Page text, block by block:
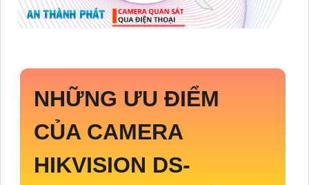
NHỮNG ƯU ĐIỂM
CỦA CAMERA
HIKVISION DS-